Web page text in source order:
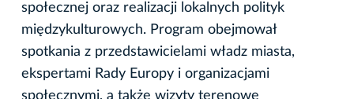
społecznej oraz realizacji lokalnych polityk
międzykulturowych. Program obejmował
spotkania z przedstawicielami władz miasta,
ekspertami Rady Europy i organizacjami
społecznymi, a także wizyty terenowe